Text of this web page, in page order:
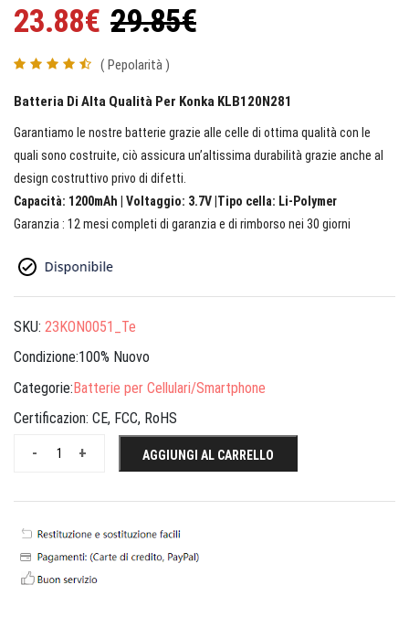
23.88€ 29.85€
( Pepolarità )
Batteria Di Alta Qualità Per Konka KLB120N281
Garantiamo le nostre batterie grazie alle celle di ottima qualità con le
quali sono costruite, ciò assicura un’altissima durabilità grazie anche al
design costruttivo privo di difetti.
Capacità: 1200mAh | Voltaggio: 3.7V |Tipo cella: Li-Polymer
Garanzia : 12 mesi completi di garanzia e di rimborso nei 30 giorni
SKU: 23KON0051_Te
Condizione:100% Nuovo
Categorie:Batterie per Cellulari/Smartphone
Certificazion: CE, FCC, RoHS
+
- AGGIUNGI AL CARRELLO